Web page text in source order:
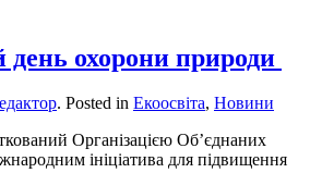
охорони природи
. Posted in Екоосвіта, Новини
Організацією Об’єднаних
ініціатива для підвищення